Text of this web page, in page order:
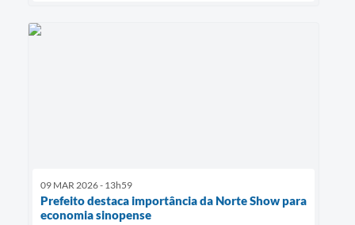
09 MAR 2026 - 13h59
Prefeito destaca importância da Norte Show para
economia sinopense